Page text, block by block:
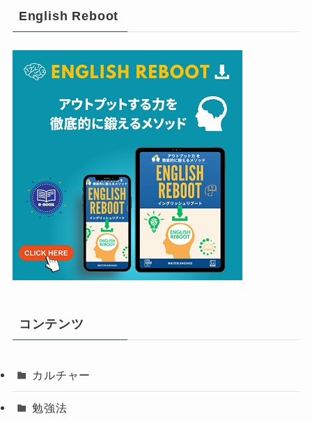
English Reboot
コンテンツ
カルチャー
勉強法